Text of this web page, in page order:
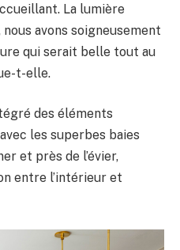
La lumière
avons soigneusement
qui serait belle tout au
t-elle.
des éléments
les superbes baies
et près de l’évier,
entre l’intérieur et